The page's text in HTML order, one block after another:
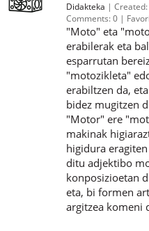
Didakteka Created:
Comments:0
"Moto" eta
erabilerak eta
esparrutan
"motozikleta"
erabiltzen da,
bidez mugitzen
"Motor" ere
makinak
higidura
ditu adjektibo
konposizioetan
eta, bi formen
argitzea komeni